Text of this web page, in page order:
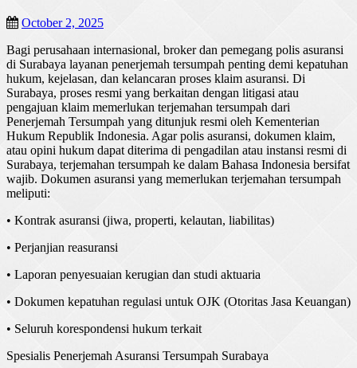
October 2, 2025
Bagi perusahaan internasional, broker dan pemegang polis asuransi
di Surabaya layanan penerjemah tersumpah penting demi kepatuhan
hukum, kejelasan, dan kelancaran proses klaim asuransi. Di
Surabaya, proses resmi yang berkaitan dengan litigasi atau
pengajuan klaim memerlukan terjemahan tersumpah dari
Penerjemah Tersumpah yang ditunjuk resmi oleh Kementerian
Hukum Republik Indonesia. Agar polis asuransi, dokumen klaim,
atau opini hukum dapat diterima di pengadilan atau instansi resmi di
Surabaya, terjemahan tersumpah ke dalam Bahasa Indonesia bersifat
wajib. Dokumen asuransi yang memerlukan terjemahan tersumpah
meliputi:
• Kontrak asuransi (jiwa, properti, kelautan, liabilitas)
• Perjanjian reasuransi
• Laporan penyesuaian kerugian dan studi aktuaria
• Dokumen kepatuhan regulasi untuk OJK (Otoritas Jasa Keuangan)
• Seluruh korespondensi hukum terkait
Spesialis Penerjemah Asuransi Tersumpah Surabaya